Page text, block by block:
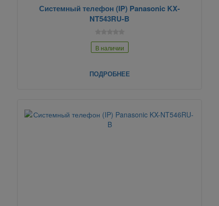
Системный телефон (IP) Panasonic KX-
NT543RU-B
В наличии
ПОДРОБНЕЕ